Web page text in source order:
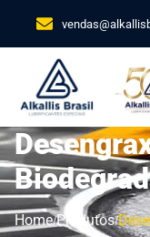
Home Produtos